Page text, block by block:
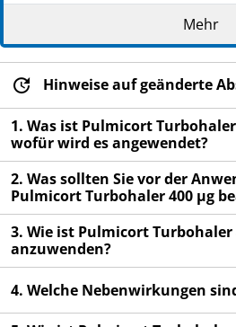
Wenn Sie weitere Fragen
an Ihren Arzt oder
verschrieben. Geben Sie
Es kann anderen
diese die gleichen
Wenn Sie Nebenwirkungen
sich an Ihren Arzt oder
für Nebenwirkungen, die
Packungsbeilage
4.
Mehr
Hinweise auf geänderte
1. Was ist Pulmicort
wofür wird es angewendet?
2. Was sollten Sie vor der
Pulmicort Turbohaler 400 µg
3. Wie ist Pulmicort Turbohaler
anzuwenden?
4. Welche Nebenwirkungen